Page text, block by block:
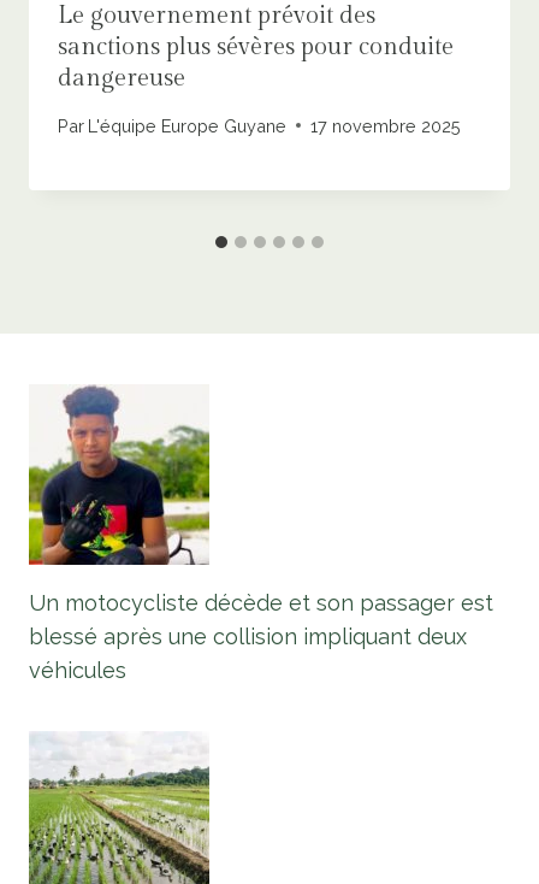
Le gouvernement prévoit des
sanctions plus sévères pour conduite
dangereuse
Par L'équipe Europe Guyane 17 novembre 2025
Un motocycliste décède et son passager est
blessé après une collision impliquant deux
véhicules